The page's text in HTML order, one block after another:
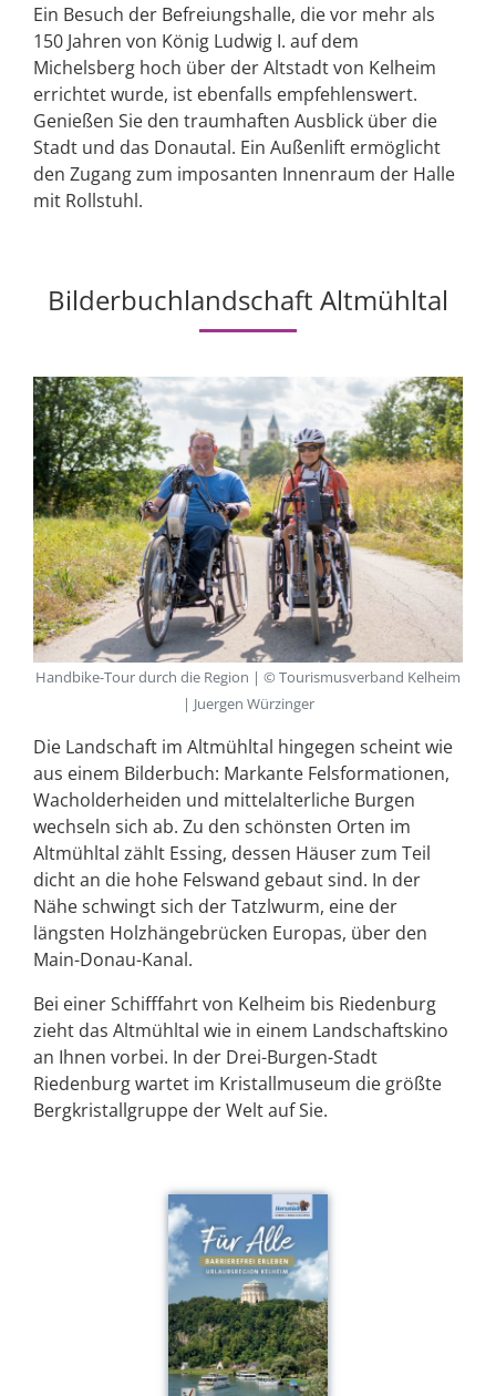
Ein Besuch der Befreiungshalle, die vor mehr als
150 Jahren von König Ludwig I. auf dem
Michelsberg hoch über der Altstadt von Kelheim
errichtet wurde, ist ebenfalls empfehlenswert.
Genießen Sie den traumhaften Ausblick über die
Stadt und das Donautal. Ein Außenlift ermöglicht
den Zugang zum imposanten Innenraum der Halle
mit Rollstuhl.
Bilderbuchlandschaft Altmühltal
Die Landschaft im Altmühltal hingegen scheint wie
aus einem Bilderbuch: Markante Felsformationen,
Wacholderheiden und mittelalterliche Burgen
wechseln sich ab. Zu den schönsten Orten im
Altmühltal zählt Essing, dessen Häuser zum Teil
dicht an die hohe Felswand gebaut sind. In der
Nähe schwingt sich der Tatzlwurm, eine der
längsten Holzhängebrücken Europas, über den
Main-Donau-Kanal.
Bei einer Schifffahrt von Kelheim bis Riedenburg
zieht das Altmühltal wie in einem Landschaftskino
an Ihnen vorbei. In der Drei-Burgen-Stadt
Riedenburg wartet im Kristallmuseum die größte
Bergkristallgruppe der Welt auf Sie.
Handbike-Tour durch die Region | © Tourismusverband Kelheim
| Juergen Würzinger